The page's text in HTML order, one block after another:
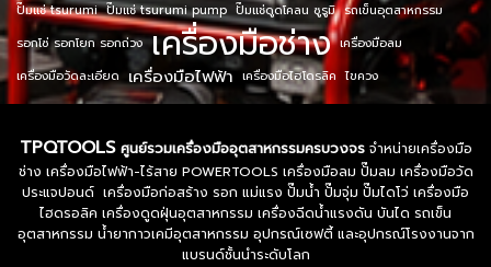
ปั๊มแช่ tsurumi ปั๊มแช่ tsurumi pump ปั๊มแช่ดูดโคลน ซูรูมิ รถเข็นอุตสาหกรรม
รอกโซ่ รอกโยก รอกถ่วง เครื่องมือช่าง เครื่องมือลม
เครื่องมือวัดละเอียด เครื่องมือไฟฟ้า เครื่องมือไฮโดรลิค ไขควง
TPQTOOLS ศูนย์รวมเครื่องมืออุตสาหกรรมครบวงจรจำหน่ายเครื่องมือ
ช่าง เครื่องมือไฟฟ้า-ไร้สาย POWERTOOLS เครื่องมือลม ปั๊มลม เครื่องมือวัด
ประแจปอนด์ เครื่องมือก่อสร้าง รอก แม่แรง ปั๊มน้ำ ปั๊มจุ่ม ปั๊มไดโว่ เครื่องมือ
ไฮดรอลิค เครื่องดูดฝุ่นอุตสาหกรรม เครื่องฉีดน้ำแรงดัน บันได รถเข็น
อุตสาหกรรม น้ำยากาวเคมีอุตสาหกรรม อุปกรณ์เซฟตี้ และอุปกรณ์โรงงานจาก
แบรนด์ชั้นนำระดับโลก